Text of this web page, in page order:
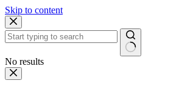
Skip to content
No results